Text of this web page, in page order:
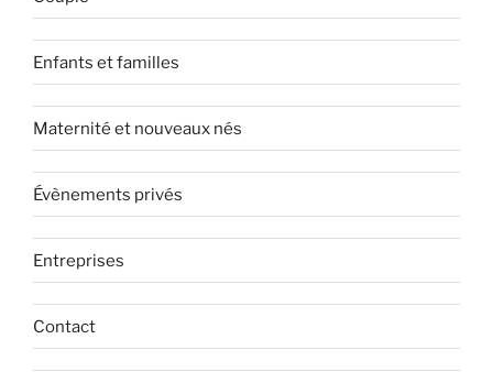
Enfants et familles
Maternité et nouveaux nés
Évènements privés
Entreprises
Contact